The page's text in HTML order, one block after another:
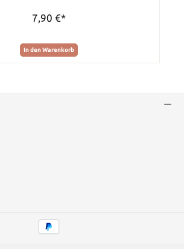
7,90 €*
In den Warenkorb